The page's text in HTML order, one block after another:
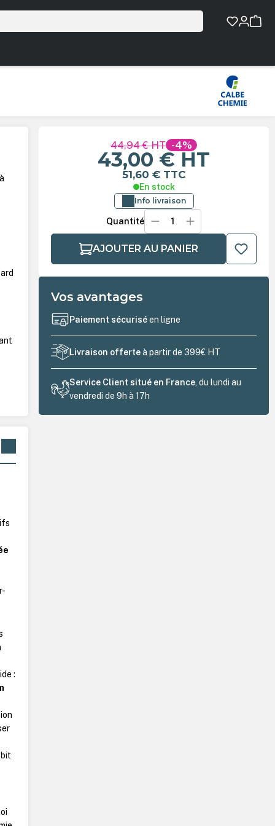
44,94 €HT -4%
43,00 € HT
51,60 € TTC
En stock
Info livraison
Quantité
AJOUTER AU PANIER
Vos avantages
Paiement sécuriséen ligne
Livraison offerteà partir de 399€ HT
Service Client situé en France , du lundi au
vendredi de 9h à 17h
: